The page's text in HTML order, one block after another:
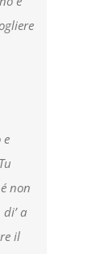
e
non
a
il